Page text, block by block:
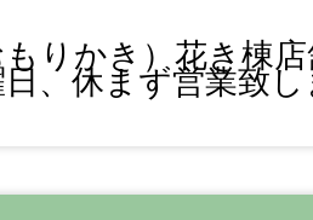
りかき）花き棟
、休まず営業致